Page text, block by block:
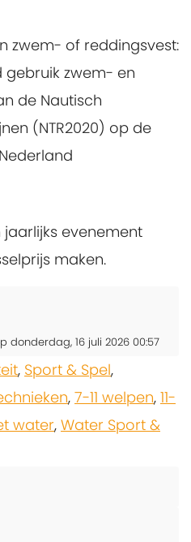
zwem- of reddingsvest:
zwem- en
de Nautisch
(NTR2020) op de
jaarlijks evenement
maken.
donderdag, 16 juli 2026 00:57
, Sport & Spel,
, 7-11 welpen, 11-
water, Water Sport &